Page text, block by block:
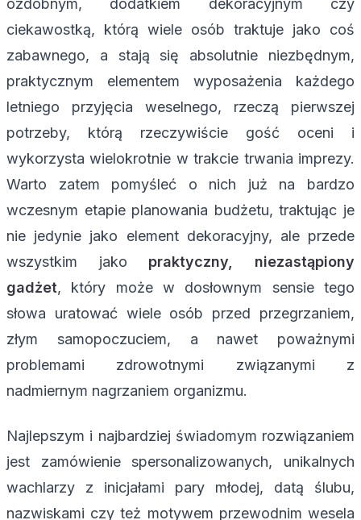
ozdobnym, dodatkiem dekoracyjnym czy
ciekawostką, którą wiele osób traktuje jako coś
zabawnego, a stają się absolutnie niezbędnym,
praktycznym elementem wyposażenia każdego
letniego przyjęcia weselnego, rzeczą pierwszej
potrzeby, którą rzeczywiście gość oceni i
wykorzysta wielokrotnie w trakcie trwania imprezy.
Warto zatem pomyśleć o nich już na bardzo
wczesnym etapie planowania budżetu, traktując je
nie jedynie jako element dekoracyjny, ale przede
wszystkim jako praktyczny, niezastąpiony
gadżet, który może w dosłownym sensie tego
słowa uratować wiele osób przed przegrzaniem,
złym samopoczuciem, a nawet poważnymi
problemami zdrowotnymi związanymi z
nadmiernym nagrzaniem organizmu.
Najlepszym i najbardziej świadomym rozwiązaniem
jest zamówienie spersonalizowanych, unikalnych
wachlarzy z inicjałami pary młodej, datą ślubu,
nazwiskami czy też motywem przewodnim wesela